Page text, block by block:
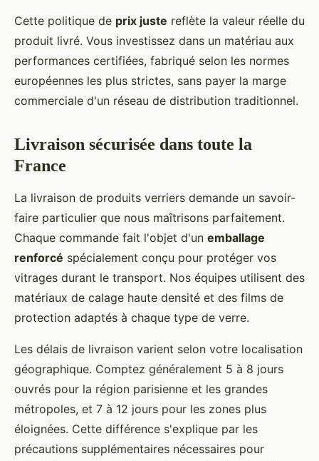
Cette politique de prix juste reflète la valeur réelle du
produit livré. Vous investissez dans un matériau aux
performances certifiées, fabriqué selon les normes
européennes les plus strictes, sans payer la marge
commerciale d'un réseau de distribution traditionnel.
Livraison sécurisée dans toute la
France
La livraison de produits verriers demande un savoir-
faire particulier que nous maîtrisons parfaitement.
Chaque commande fait l'objet d'un emballage
renforcé spécialement conçu pour protéger vos
vitrages durant le transport. Nos équipes utilisent des
matériaux de calage haute densité et des films de
protection adaptés à chaque type de verre.
Les délais de livraison varient selon votre localisation
géographique. Comptez généralement 5 à 8 jours
ouvrés pour la région parisienne et les grandes
métropoles, et 7 à 12 jours pour les zones plus
éloignées. Cette différence s'explique par les
précautions supplémentaires nécessaires pour